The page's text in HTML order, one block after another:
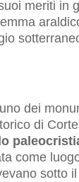
meriti in
dei
di
come
sotto